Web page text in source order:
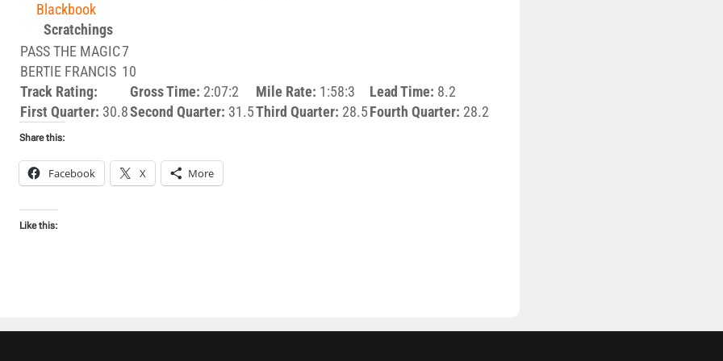
Scratchings
PASS THE MAGIC7
BERTIE FRANCIS 10
Track Rating:
Gross Time: 2:07:2 Mile Rate: 1:58:3 Lead Time: 8.2
First Quarter: 30.8Second Quarter: 31.5Third Quarter: 28.5Fourth Quarter: 28.2
Share this:
Facebook X More
Like this: